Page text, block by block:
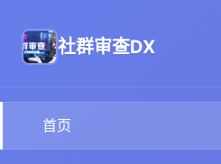
社群审查DX
首页